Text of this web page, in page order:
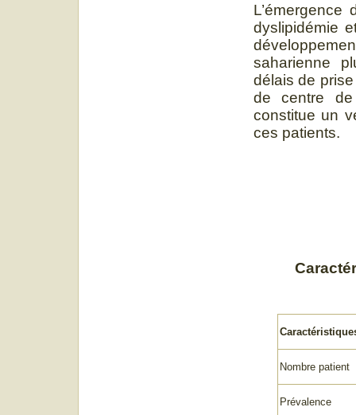
dyslipidémie
saharienne
délais de
de centre de
constitue un
ces patients.
Nombre patient
Prévalence